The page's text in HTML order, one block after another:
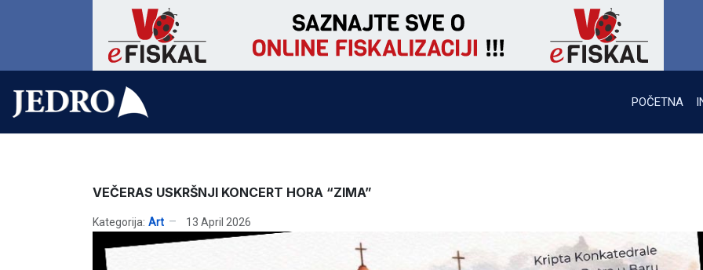
POČETNA
VEČERAS USKRŠNJI KONCERT HORA “ZIMA”
Kategorija: Art 13 April 2026